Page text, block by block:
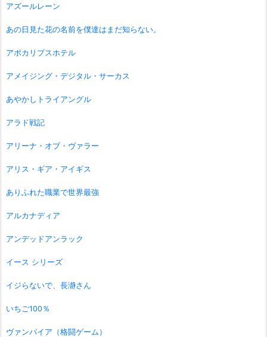
アズールレーン
あの日見た花の名前を僕達はまだ知らない。
アポカリプスホテル
アメイジング・デジタル・サーカス
あやかしトライアングル
アラド戦記
アリーナ・オブ・ヴァラー
アリス・ギア・アイギス
ありふれた職業で世界最強
アルカナディア
アンデッドアンラック
イース シリーズ
イジらないで、長瀞さん
いちご100％
ヴァンパイア（格闘ゲーム）